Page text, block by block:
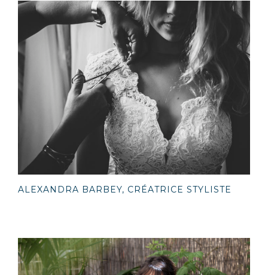
ALEXANDRA BARBEY, CRÉATRICE STYLISTE